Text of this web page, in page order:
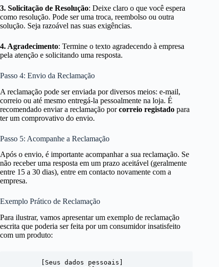
3. Solicitação de Resolução: Deixe claro o que você espera
como resolução. Pode ser uma troca, reembolso ou outra
solução. Seja razoável nas suas exigências.
4. Agradecimento: Termine o texto agradecendo à empresa
pela atenção e solicitando uma resposta.
Passo 4: Envio da Reclamação
A reclamação pode ser enviada por diversos meios: e-mail,
correio ou até mesmo entregá-la pessoalmente na loja. É
recomendado enviar a reclamação porcorreio registado para
ter um comprovativo do envio.
Passo 5: Acompanhe a Reclamação
Após o envio, é importante acompanhar a sua reclamação. Se
não receber uma resposta em um prazo aceitável (geralmente
entre 15 a 30 dias), entre em contacto novamente com a
empresa.
Exemplo Prático de Reclamação
Para ilustrar, vamos apresentar um exemplo de reclamação
escrita que poderia ser feita por um consumidor insatisfeito
com um produto:
        [Seus dados pessoais]